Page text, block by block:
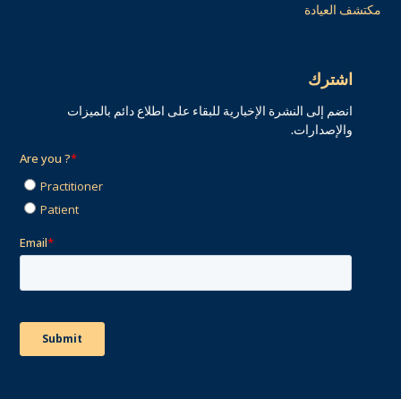
مكتشف العيادة
اشترك
انضم إلى النشرة الإخبارية للبقاء على اطلاع دائم بالميزات
والإصدارات.